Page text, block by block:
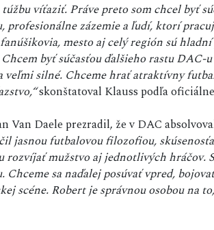
víťaziť. Práve preto som chcel byť
zázemie a ľudí, ktorí
mesto aj celý región sú hladní
byť súčasťou ďalšieho rastu DAC-
veľmi silné. Chceme hrať atraktívny
skonštatoval Klauss podľa
Daele prezradil, že v DAC
jasnou futbalovou filozofiou,
mužstvo aj jednotlivých hráčov.
sa naďalej posúvať vpred,
scéne. Robert je správnou osobou na